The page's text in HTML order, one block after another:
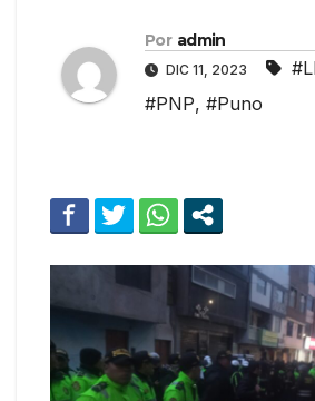
Por admin
DIC 11, 2023
#PNP, #Puno